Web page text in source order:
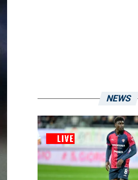
NEWS